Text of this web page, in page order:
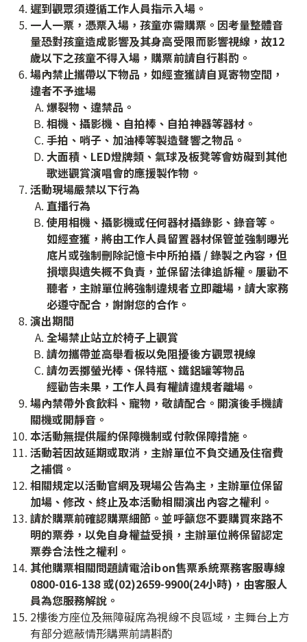
遲到觀眾須遵循工作人員指示入場。
一人一票，憑票入場，孩童亦需購票。因考量整體音
量恐對孩童造成影響及其身高受限而影響視線，故12
歲以下之孩童不得入場，購票前請自行斟酌。
場內禁止攜帶以下物品，如經查獲請自覓寄物空間，
違者不予進場
爆裂物、違禁品。
相機、攝影機、自拍棒、自拍神器等器材。
手拍、哨子、加油棒等製造聲響之物品。
大面積、LED燈牌類、氣球及板凳等會妨礙到其他
歌迷觀賞演唱會的應援製作物。
活動現場嚴禁以下行為
直播行為
使用相機、攝影機或任何器材攝錄影、錄音等。
如經查獲，將由工作人員留置器材保管並強制曝光
底片或強制刪除記憶卡中所拍攝 / 錄製之內容，但
損壞與遺失概不負責，並保留法律追訴權。屢勸不
聽者，主辦單位將強制違規者立即離場，請大家務
必遵守配合，謝謝您的合作。
演出期間
全場禁止站立於椅子上觀賞
請勿攜帶並高舉看板以免阻擾後方觀眾視線
請勿丟擲螢光棒、保特瓶、鐵鋁罐等物品
經勸告未果，工作人員有權請違規者離場。
場內禁帶外食飲料、寵物，敬請配合。開演後手機請
關機或開靜音。
本活動無提供履約保障機制或付款保障措施。
活動若因故延期或取消，主辦單位不負交通及住宿費
之補償。
相關規定以活動官網及現場公告為主，主辦單位保留
加場、修改、終止及本活動相關演出內容之權利。
請於購票前確認購票細節。並呼籲您不要購買來路不
明的票券，以免自身權益受損，主辦單位將保留認定
票券合法性之權利。
其他購票相關問題請電洽ibon售票系統票務客服專線
0800-016-138 或(02)2659-9900(24小時)，由客服人
員為您服務解說。
2樓後方座位及無障礙席為視線不良區域，主舞台上方
有部分遮蔽情形購票前請斟酌